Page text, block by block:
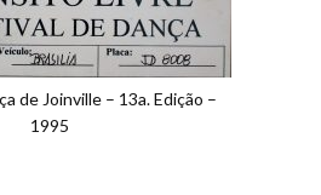
de Joinville – 13a. Edição –
1995